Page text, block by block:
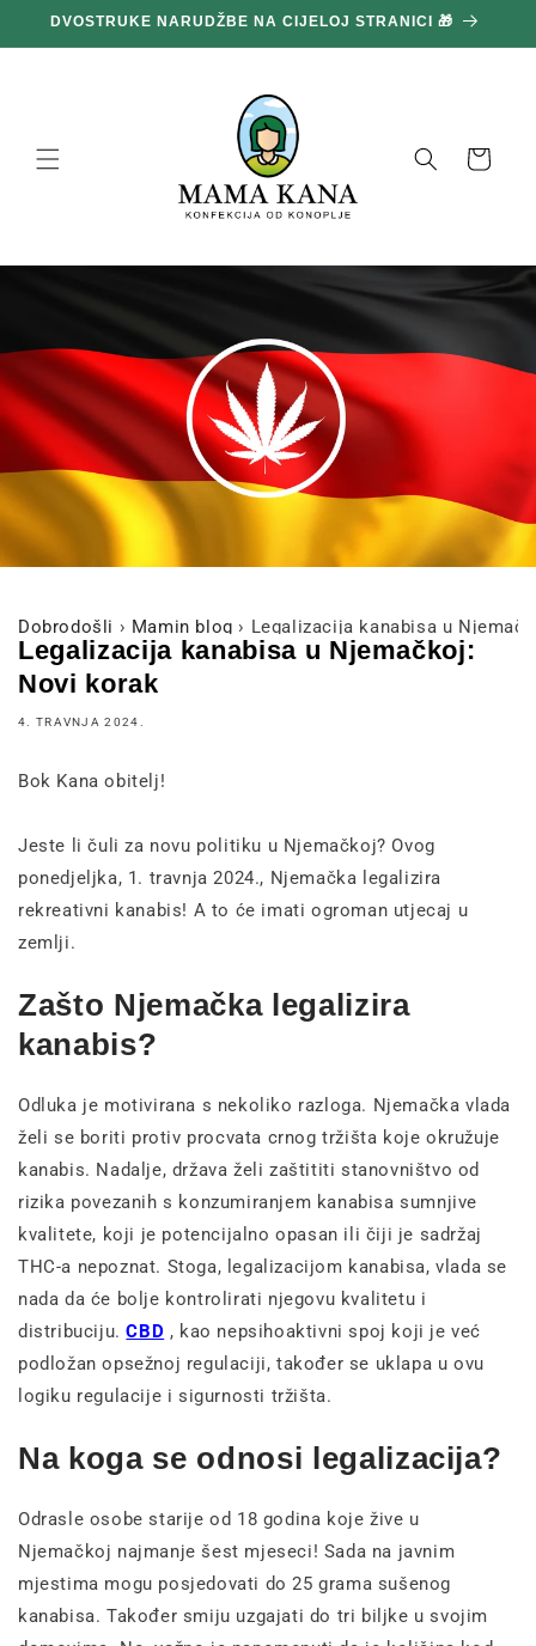
na
sadržaj
DVOSTRUKE NARUDŽBE NA CIJELOJ STRANICI 🎁
Košara
Dobrodošli › Mamin blog › Legalizacija kanabisa u
Legalizacija kanabisa u Njemačkoj:
Novi korak
4. TRAVNJA 2024.
Bok Kana obitelj!
Jeste li čuli za novu politiku u Njemačkoj? Ovog
ponedjeljka, 1. travnja 2024., Njemačka legalizira
rekreativni kanabis! A to će imati ogroman utjecaj u
zemlji.
Zašto Njemačka legalizira
kanabis?
Odluka je motivirana s nekoliko razloga. Njemačka vlada
želi se boriti protiv procvata crnog tržišta koje okružuje
kanabis. Nadalje, država želi zaštititi stanovništvo od
rizika povezanih s konzumiranjem kanabisa sumnjive
kvalitete, koji je potencijalno opasan ili čiji je sadržaj
THC-a nepoznat. Stoga, legalizacijom kanabisa, vlada se
nada da će bolje kontrolirati njegovu kvalitetu i
distribuciju.CBD , kao nepsihoaktivni spoj koji je već
podložan opsežnoj regulaciji, također se uklapa u ovu
logiku regulacije i sigurnosti tržišta.
Na koga se odnosi legalizacija?
Odrasle osobe starije od 18 godina koje žive u
Njemačkoj najmanje šest mjeseci! Sada na javnim
mjestima mogu posjedovati do 25 grama sušenog
kanabisa. Također smiju uzgajati do tri biljke u svojim